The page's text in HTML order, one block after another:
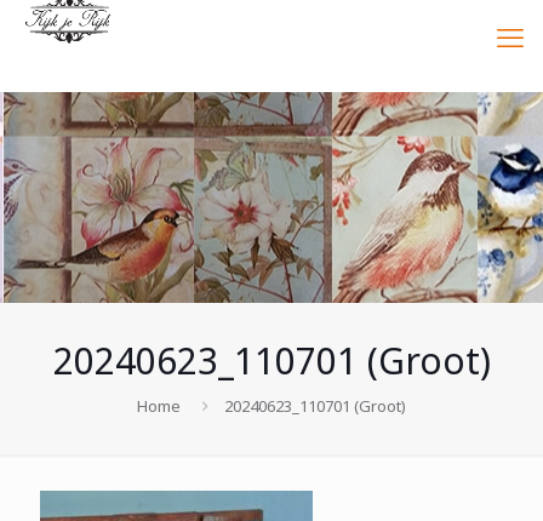
20240623_110701 (Groot)
Home 20240623_110701 (Groot)